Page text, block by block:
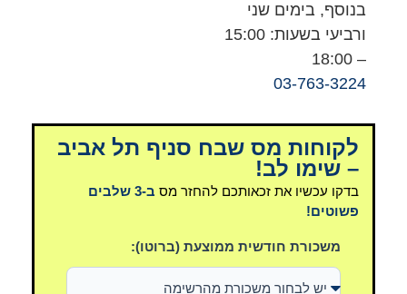
בנוסף, בימים שני
ורביעי בשעות: 15:00
– 18:00
03-763-3224
לקוחות מס שבח סניף תל אביב
– שימו לב!
בדקו עכשיו את זכאותכם להחזר מס
ב-3 שלבים
פשוטים!
משכורת חודשית ממוצעת (ברוטו):